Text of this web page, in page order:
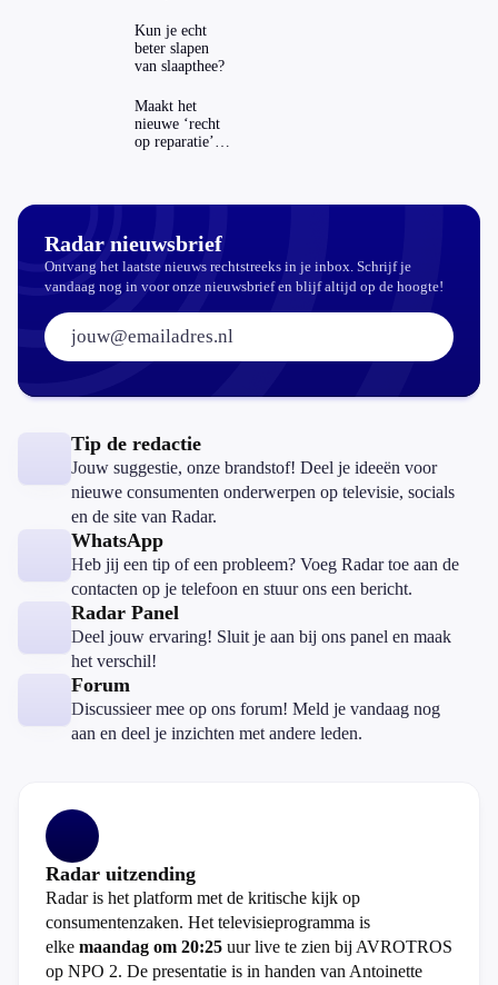
ING-app: is dat
wel veilig?
Kun je echt
beter slapen
van slaapthee?
Maakt het
nieuwe ‘recht
op reparatie’
Radar nieuwsbrief
Ontvang het laatste nieuws rechtstreeks in je inbox. Schrijf je
vandaag nog in voor onze nieuwsbrief en blijf altijd op de hoogte!
E-mailadres:
Tip de redactie
Jouw suggestie, onze brandstof! Deel je ideeën voor
nieuwe consumenten onderwerpen op televisie, socials
en de site van Radar.
WhatsApp
Heb jij een tip of een probleem? Voeg Radar toe aan de
contacten op je telefoon en stuur ons een bericht.
Radar Panel
Deel jouw ervaring! Sluit je aan bij ons panel en maak
het verschil!
Forum
Discussieer mee op ons forum! Meld je vandaag nog
aan en deel je inzichten met andere leden.
Radar uitzending
Radar is het platform met de kritische kijk op
consumentenzaken. Het televisieprogramma is
elke maandag om 20:25 uur live te zien bij AVROTROS
op NPO 2. De presentatie is in handen van Antoinette